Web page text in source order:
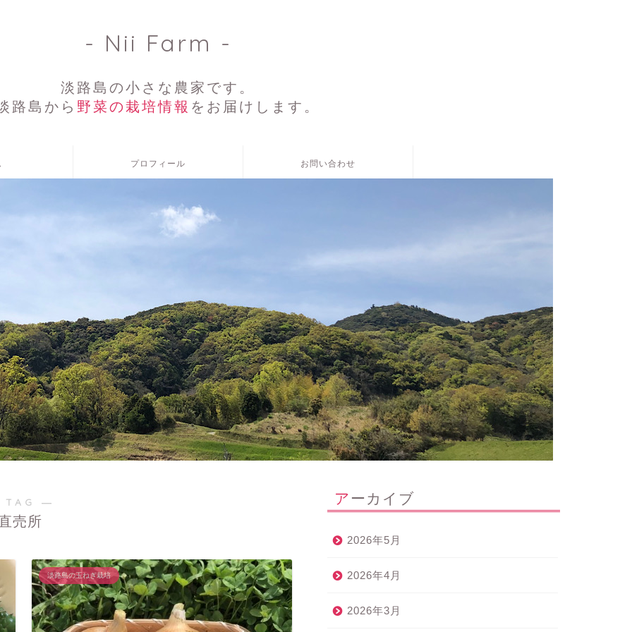
- Nii Farm -
淡路島の小さな農家です。
路島から 野菜の栽培情報 をお届けします。
プロフィール お問い合わせ
―
売所
淡路島の玉ねぎ栽培
アーカイブ
2026年5月
2026年4月
2026年3月